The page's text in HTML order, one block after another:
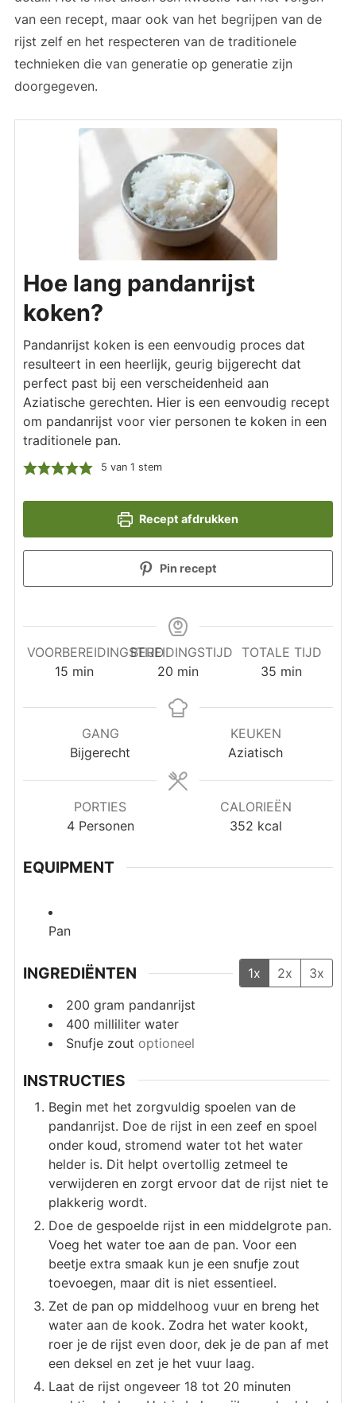
van een recept, maar ook van het begrijpen van de
rijst zelf en het respecteren van de traditionele
technieken die van generatie op generatie zijn
doorgegeven.
Hoe lang pandanrijst
koken?
Pandanrijst koken is een eenvoudig proces dat
resulteert in een heerlijk, geurig bijgerecht dat
perfect past bij een verscheidenheid aan
Aziatische gerechten. Hier is een eenvoudig recept
om pandanrijst voor vier personen te koken in een
traditionele pan.
5 van 1 stem
Recept afdrukken
Pin recept
VOORBEREIDINGSTIJD
15 minuten
min
BEREIDINGSTIJD
20 minuten
min
TOTALE TIJD
35 minuten
min
GANG
Bijgerecht
KEUKEN
Aziatisch
PORTIES
4 Personen
CALORIEËN
352 kcal
EQUIPMENT
Pan
INGREDIËNTEN 1x 2x
3x
200 gram pandanrijst
400 milliliter water
Snufje zout optioneel
INSTRUCTIES
Begin met het zorgvuldig spoelen van de
pandanrijst. Doe de rijst in een zeef en spoel
onder koud, stromend water tot het water
helder is. Dit helpt overtollig zetmeel te
verwijderen en zorgt ervoor dat de rijst niet te
plakkerig wordt.
Doe de gespoelde rijst in een middelgrote pan.
Voeg het water toe aan de pan. Voor een
beetje extra smaak kun je een snufje zout
toevoegen, maar dit is niet essentieel.
Zet de pan op middelhoog vuur en breng het
water aan de kook. Zodra het water kookt,
roer je de rijst even door, dek je de pan af met
een deksel en zet je het vuur laag.
Laat de rijst ongeveer 18 tot 20 minuten